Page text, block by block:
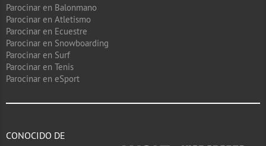
Parocinar en Balonmano
Parocinar en Atletismo
Parocinar en Ecuestre
Parocinar en Snowboarding
Parocinar en Surf
Parocinar en Tenis
Parocinar en eSport
CONOCIDO DE